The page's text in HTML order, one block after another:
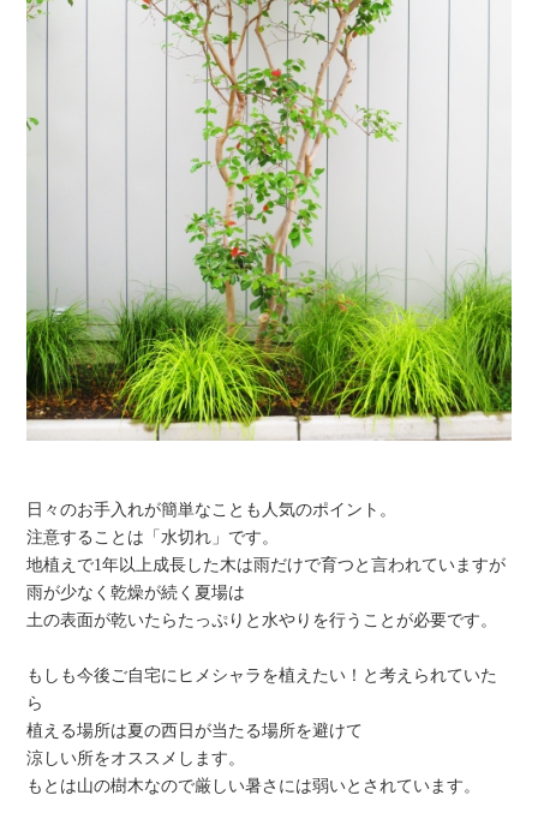
日々のお手入れが簡単なことも人気のポイント。
注意することは「水切れ」です。
地植えで1年以上成長した木は雨だけで育つと言われていますが
雨が少なく乾燥が続く夏場は
土の表面が乾いたらたっぷりと水やりを行うことが必要です。
もしも今後ご自宅にヒメシャラを植えたい！と考えられていた
ら
植える場所は夏の西日が当たる場所を避けて
涼しい所をオススメします。
もとは山の樹木なので厳しい暑さには弱いとされています。